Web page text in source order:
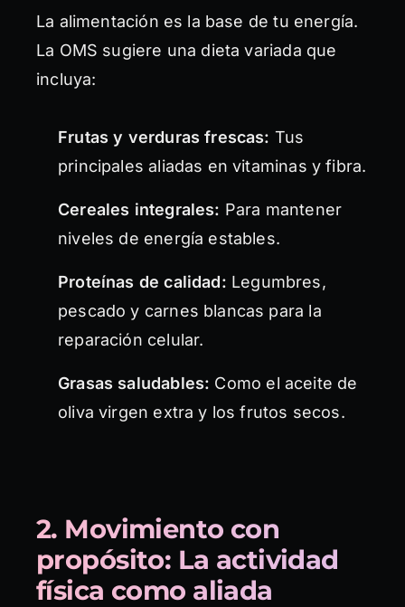
La alimentación es la base de tu energía.
La OMS sugiere una dieta variada que
incluya:
Frutas y verduras frescas: Tus
principales aliadas en vitaminas y fibra.
Cereales integrales: Para mantener
niveles de energía estables.
Proteínas de calidad: Legumbres,
pescado y carnes blancas para la
reparación celular.
Grasas saludables: Como el aceite de
oliva virgen extra y los frutos secos.
2. Movimiento con
propósito: La actividad
física como aliada